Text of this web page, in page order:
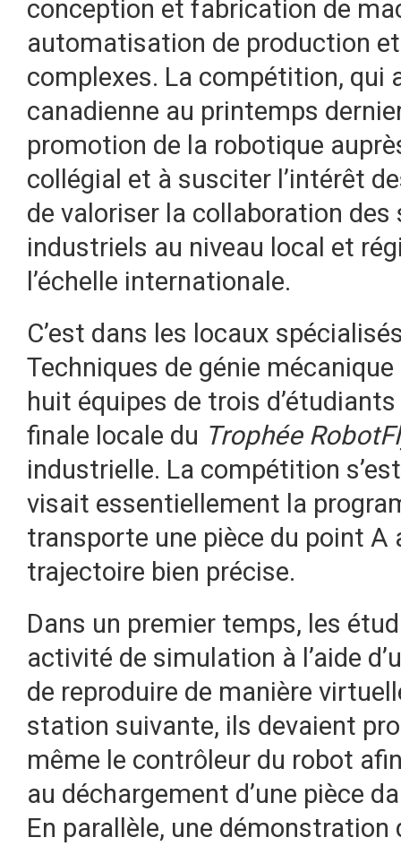
conception et fabrication de
automatisation de production
complexes. La compétition, qui
canadienne au printemps
promotion de la robotique
collégial et à susciter l’intérêt
de valoriser la collaboration
industriels au niveau local et
l’échelle internationale.
C’est dans les locaux
Techniques de génie
huit équipes de trois
finale locale du Trophée
industrielle. La compétition
visait essentiellement la
transporte une pièce du point
trajectoire bien précise.
Dans un premier temps, les
activité de simulation à l’aide
de reproduire de manière
station suivante, ils devaient
même le contrôleur du robot
au déchargement d’une pièce
En parallèle, une